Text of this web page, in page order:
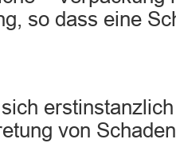
so dass eine
von